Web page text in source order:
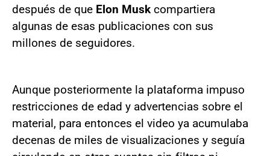
después de que Elon Musk compartiera
algunas de esas publicaciones con sus
millones de seguidores.
Aunque posteriormente la plataforma impuso
restricciones de edad y advertencias sobre el
material, para entonces el video ya acumulaba
decenas de miles de visualizaciones y seguía